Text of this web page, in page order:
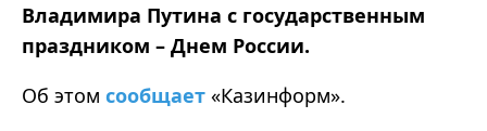
Владимира Путина с государственным
праздником – Днем России.
Об этом сообщает «Казинформ».